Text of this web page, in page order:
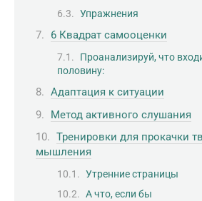
Упражнения
6 Квадрат самооценки
Проанализируй, что
половину:
Адаптация к ситуации
Метод активного слушания
Тренировки для прокачки
мышления
Утренние страницы
А что, если бы